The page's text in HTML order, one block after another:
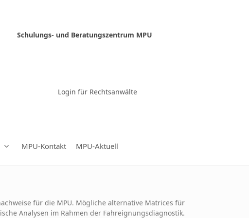
Schulungs- und Beratungszentrum MPU
Login für Rechtsanwälte
MPU-Kontakt MPU-Aktuell
für die MPU. Mögliche alternative Matrices für
Analysen im Rahmen der Fahreignungsdiagnostik.